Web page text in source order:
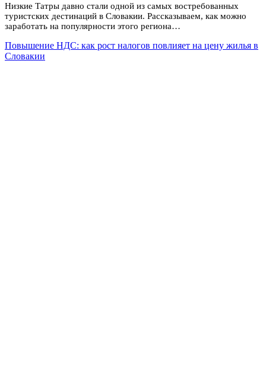
Низкие Татры давно стали одной из самых востребованных
туристских дестинаций в Словакии. Рассказываем, как можно
заработать на популярности этого региона…
Повышение НДС: как рост налогов повлияет на цену жилья в
Словакии